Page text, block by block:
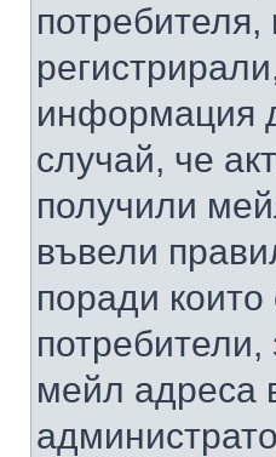
информация
случай, че
получили
въвели
поради
мейл адреса